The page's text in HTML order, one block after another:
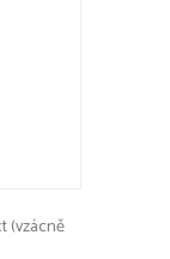
(vzácně